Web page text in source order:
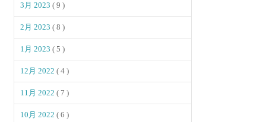
3月 2023( 9 )
2月 2023( 8 )
1月 2023( 5 )
12月 2022( 4 )
11月 2022( 7 )
10月 2022( 6 )